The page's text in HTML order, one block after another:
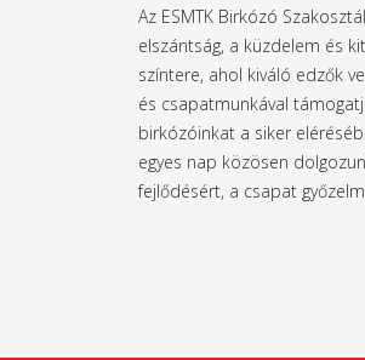
Az ESMTK Birkózó
elszántság, a küzdelem és
színtere, ahol kiváló edzők
és csapatmunkával
birkózóinkat a siker
egyes nap közösen
fejlődésért, a csapat